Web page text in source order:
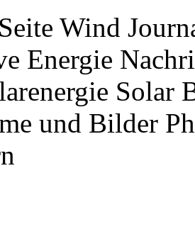
Wind
Energie
Solar
und Bilder